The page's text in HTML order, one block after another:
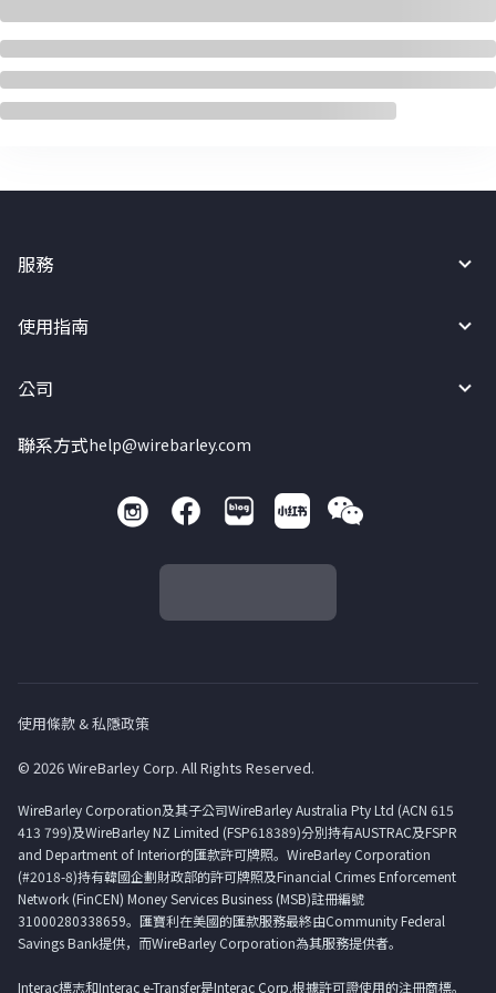
服務
使用指南
公司
聯系方式help@wirebarley.com
使用條款 & 私隱政策
© 2026 WireBarley Corp. All Rights Reserved.
WireBarley Corporation及其子公司WireBarley Australia Pty Ltd (ACN 615
413 799)及WireBarley NZ Limited (FSP618389)分別持有AUSTRAC及FSPR
and Department of Interior的匯款許可牌照。WireBarley Corporation
(#2018-8)持有韓國企劃財政部的許可牌照及Financial Crimes Enforcement
Network (FinCEN) Money Services Business (MSB)註冊編號
31000280338659。匯寶利在美國的匯款服務最終由Community Federal
Savings Bank提供，而WireBarley Corporation為其服務提供者。
Interac標志和Interac e-Transfer是Interac Corp.根據許可證使用的注冊商標。